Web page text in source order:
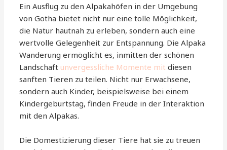
Ein Ausflug zu den Alpakahöfen in der Umgebung
von Gotha bietet nicht nur eine tolle Möglichkeit,
die Natur hautnah zu erleben, sondern auch eine
wertvolle Gelegenheit zur Entspannung. Die Alpaka
Wanderung ermöglicht es, inmitten der schönen
Landschaft unvergessliche Momente mit diesen
sanften Tieren zu teilen. Nicht nur Erwachsene,
sondern auch Kinder, beispielsweise bei einem
Kindergeburtstag, finden Freude in der Interaktion
mit den Alpakas.
Die Domestizierung dieser Tiere hat sie zu treuen